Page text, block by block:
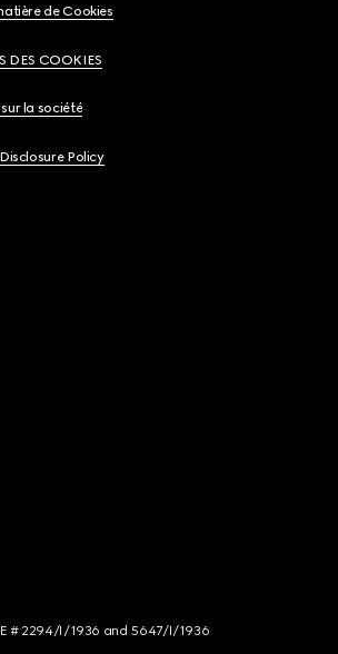
de Cookies
DES COOKIES
la société
Policy
# 2294/I/1936 and 5647/I/1936